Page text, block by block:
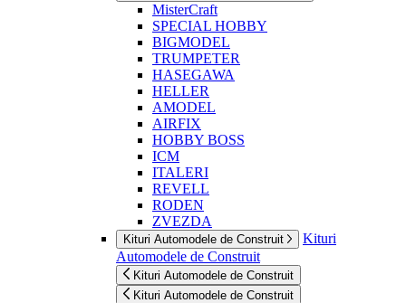
MisterCraft
SPECIAL HOBBY
BIGMODEL
TRUMPETER
HASEGAWA
HELLER
AMODEL
AIRFIX
HOBBY BOSS
ICM
ITALERI
REVELL
RODEN
ZVEZDA
Kituri Automodele de Construit
Kituri
Automodele de Construit
Kituri Automodele de Construit
Kituri Automodele de Construit